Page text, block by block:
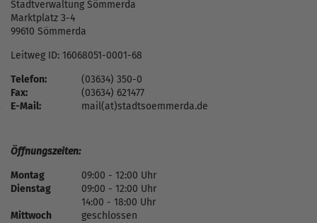
Stadtverwaltung Sömmerda
Marktplatz 3-4
99610 Sömmerda
Leitweg ID: 16068051-0001-68
Telefon:
(03634) 350-0
Fax:
(03634) 621477
E-Mail:
mail(at)stadtsoemmerda.de
Öffnungszeiten:
Montag
09:00 - 12:00 Uhr
Dienstag
09:00 - 12:00 Uhr
14:00 - 18:00 Uhr
Mittwoch
geschlossen